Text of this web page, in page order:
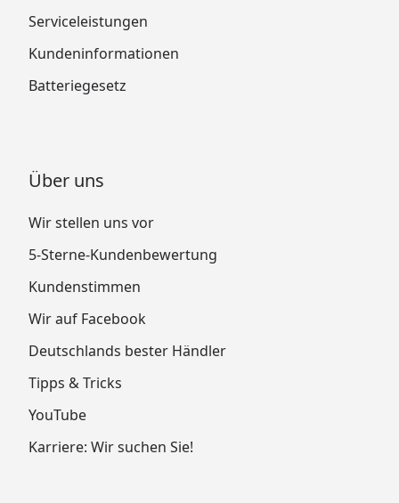
Serviceleistungen
Kundeninformationen
Batteriegesetz
Über uns
Wir stellen uns vor
5-Sterne-Kundenbewertung
Kundenstimmen
Wir auf Facebook
Deutschlands bester Händler
Tipps & Tricks
YouTube
Karriere: Wir suchen Sie!